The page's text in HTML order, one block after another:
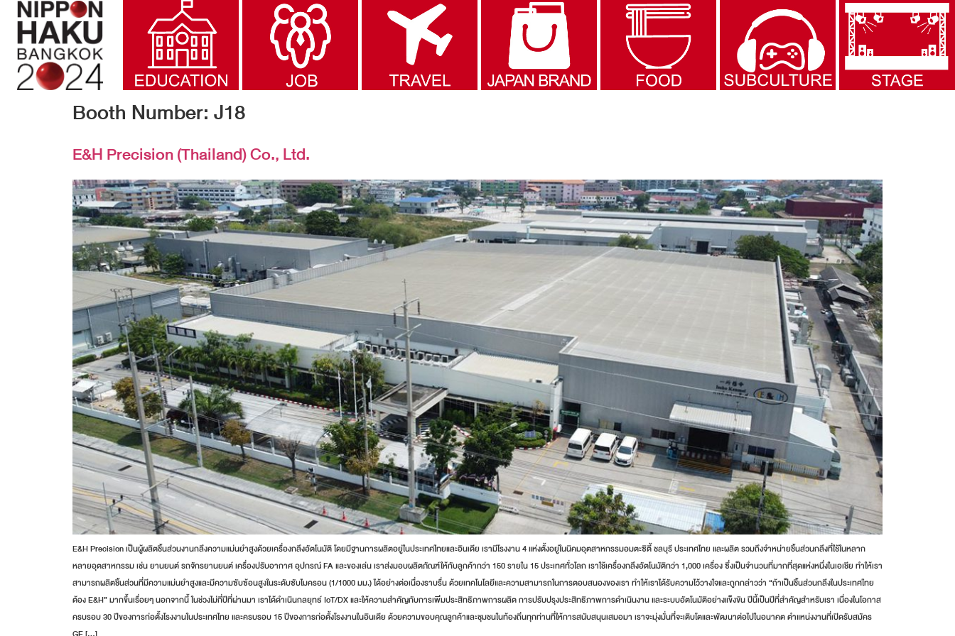
Booth Number:J18
E&H Precision (Thailand) Co., Ltd.
E&H Precision เป็นผู้ผลิตชิ้นส่วนงานกลึงความแม่นยำสูงด้วยเครื่องกลึงอัตโนมัติ โดยมีฐานการผลิตอยู่ในประเทศไทยและอินเดีย เรามีโรงงาน 4 แห่งตั้งอยู่ในนิคมอุตสาหกรรมอมตะซิตี้ ชลบุรี ประเทศไทย และผลิต รวมถึงจำหน่ายชิ้นส่วนกลึงที่ใช้ในหลาก
หลายอุตสาหกรรม เช่น ยานยนต์ รถจักรยานยนต์ เครื่องปรับอากาศ อุปกรณ์ FA และของเล่น เราส่งมอบผลิตภัณฑ์ให้กับลูกค้ากว่า 150 รายใน 15 ประเทศทั่วโลก เราใช้เครื่องกลึงอัตโนมัติกว่า 1,000 เครื่อง ซึ่งเป็นจำนวนที่มากที่สุดแห่งหนึ่งในเอเชีย ทำให้เรา
สามารถผลิตชิ้นส่วนที่มีความแม่นยำสูงและมีความซับซ้อนสูงในระดับซับไมครอน (1/1000 มม.) ได้อย่างต่อเนื่องราบรื่น ด้วยเทคโนโลยีและความสามารถในการตอบสนองของเรา ทำให้เราได้รับความไว้วางใจและถูกกล่าวว่า “ถ้าเป็นชิ้นส่วนกลึงในประเทศไทย
ต้อง E&H” มากขึ้นเรื่อยๆ นอกจากนี้ ในช่วงไม่กี่ปีที่ผ่านมา เราได้ดำเนินกลยุทธ์ IoT/DX และให้ความสำคัญกับการเพิ่มประสิทธิภาพการผลิต การปรับปรุงประสิทธิภาพการดำเนินงาน และระบบอัตโนมัติอย่างแข็งขัน ปีนี้เป็นปีที่สำคัญสำหรับเรา เนื่องในโอกาส
ครบรอบ 30 ปีของการก่อตั้งโรงงานในประเทศไทย และครบรอบ 15 ปีของการก่อตั้งโรงงานในอินเดีย ด้วยความขอบคุณลูกค้าและชุมชนในท้องถิ่นทุกท่านที่ให้การสนับสนุนเสมอมา เราจะมุ่งมั่นที่จะเติบโตและพัฒนาต่อไปในอนาคต ตำแหน่งงานที่เปิดรับสมัคร